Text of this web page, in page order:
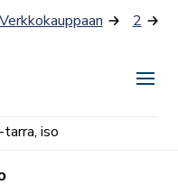
Verkkokauppaan 2
iso